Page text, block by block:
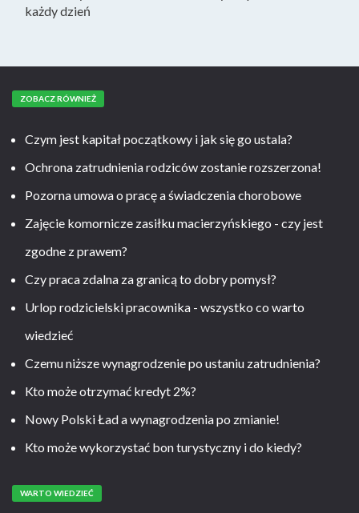
każdy dzień
ZOBACZ RÓWNIEŻ
Czym jest kapitał początkowy i jak się go ustala?
Ochrona zatrudnienia rodziców zostanie rozszerzona!
Pozorna umowa o pracę a świadczenia chorobowe
Zajęcie komornicze zasiłku macierzyńskiego - czy jest
zgodne z prawem?
Czy praca zdalna za granicą to dobry pomysł?
Urlop rodzicielski pracownika - wszystko co warto
wiedzieć
Czemu niższe wynagrodzenie po ustaniu zatrudnienia?
Kto może otrzymać kredyt 2%?
Nowy Polski Ład a wynagrodzenia po zmianie!
Kto może wykorzystać bon turystyczny i do kiedy?
WARTO WIEDZIEĆ